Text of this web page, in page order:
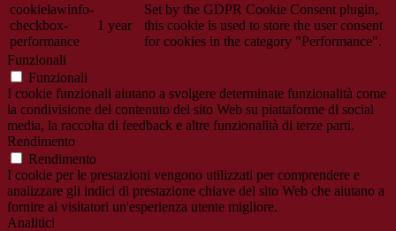
cookielawinfo-
checkbox-
performance
1 year
Set by the GDPR Cookie Consent plugin,
this cookie is used to store the user consent
for cookies in the category "Performance".
Funzionali
Funzionali
I cookie funzionali aiutano a svolgere determinate funzionalità come
la condivisione del contenuto del sito Web su piattaforme di social
media, la raccolta di feedback e altre funzionalità di terze parti.
Rendimento
Rendimento
I cookie per le prestazioni vengono utilizzati per comprendere e
analizzare gli indici di prestazione chiave del sito Web che aiutano a
fornire ai visitatori un'esperienza utente migliore.
Analitici